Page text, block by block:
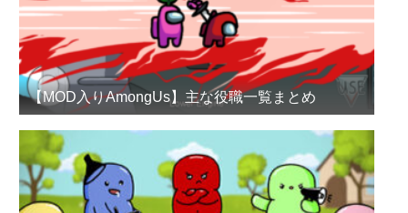
【MOD入りAmongUs】主な役職一覧まとめ